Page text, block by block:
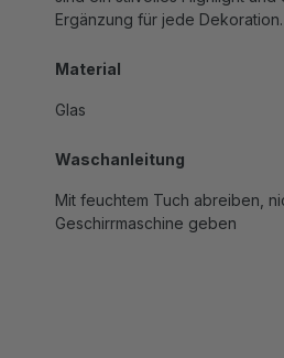
Geschirrmaschine geben